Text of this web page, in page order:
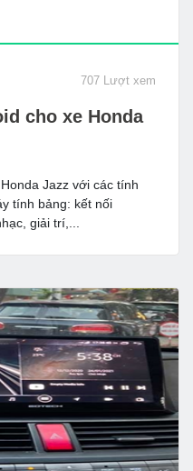
707 Lượt xem
cho xe Honda
Jazz với các tính
tính bảng: kết nối
giải trí,...